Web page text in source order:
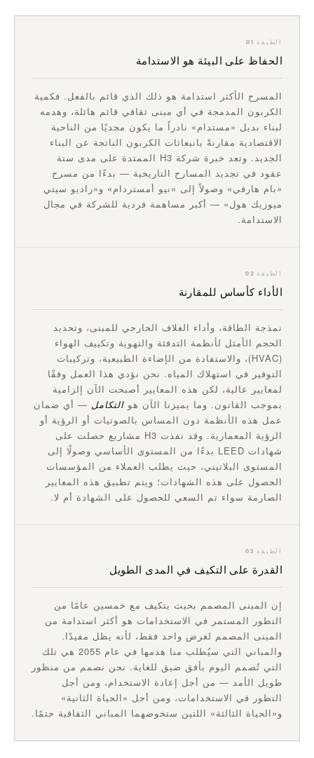
الطبقة 01
الحفاظ على البيئة هو الاستدامة
المسرح الأكثر استدامة هو ذلك الذي قائم بالفعل. فكمية
الكربون المدمجة في أي مبنى ثقافي قائم هائلة، وهدمه
لبناء بديل «مستدام» نادراً ما يكون مجديًا من الناحية
الاقتصادية مقارنةً بانبعاثات الكربون الناتجة عن البناء
الجديد. وتعد خبرة شركة H3 الممتدة على مدى ستة
عقود في تجديد المسارح التاريخية — بدءًا من مسرح
«بام هارفي» وصولاً إلى «نيو أمستردام» و«راديو سيتي
ميوزيك هول» — أكبر مساهمة فردية للشركة في مجال
الاستدامة.
الطبقة 02
الأداء كأساس للمقارنة
نمذجة الطاقة، وأداء الغلاف الخارجي للمبنى، وتحديد
الحجم الأمثل لأنظمة التدفئة والتهوية وتكييف الهواء
(HVAC)، والاستفادة من الإضاءة الطبيعية، وتركيبات
التوفير في استهلاك المياه. نحن نؤدي هذا العمل وفقًا
لمعايير عالية، لكن هذه المعايير أصبحت الآن إلزامية
بموجب القانون. وما يميزنا الآن هو التكامل — أي ضمان
عمل هذه الأنظمة دون المساس بالصوتيات أو الرؤية أو
الرؤية المعمارية. وقد نفذت H3 مشاريع حصلت على
شهادات LEED بدءًا من المستوى الأساسي وصولًا إلى
المستوى البلاتيني، حيث يطلب العملاء من المؤسسات
الحصول على هذه الشهادات؛ ويتم تطبيق هذه المعايير
الصارمة سواء تم السعي للحصول على الشهادة أم لا.
الطبقة 03
القدرة على التكيف في المدى الطويل
إن المبنى المصمم بحيث يتكيف مع خمسين عامًا من
التطور المستمر في الاستخدامات هو أكثر استدامة من
المبنى المصمم لغرض واحد فقط، لأنه يظل مفيدًا.
والمباني التي سيُطلب منا هدمها في عام 2055 هي تلك
التي تُصمم اليوم بأفق ضيق للغاية. نحن نصمم من منظور
طويل الأمد — من أجل إعادة الاستخدام، ومن أجل
التطور في الاستخدامات، ومن أجل «الحياة الثانية»
و«الحياة الثالثة» اللتين ستخوضهما المباني الثقافية حتمًا.